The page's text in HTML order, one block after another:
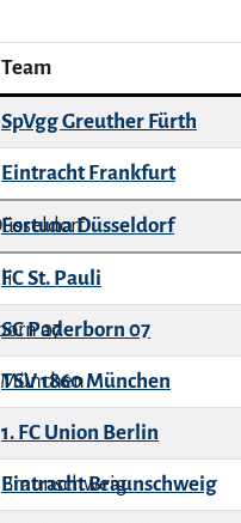
Team
SpVgg Greuther Fürth
Eintracht Frankfurt
Fortuna Düsseldorf
FC St. Pauli
SC Paderborn 07
TSV 1860 München
1. FC Union Berlin
Eintracht Braunschweig